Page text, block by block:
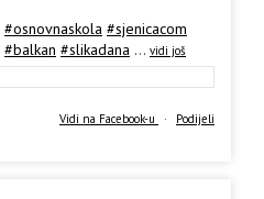
#osnovnaskola #sjenicacom
#balkan #slikadana ... vidi još
Vidi na Facebook-u · Podijeli